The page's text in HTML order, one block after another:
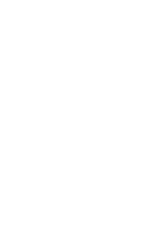
せん
た発送日数内に発送してい
ています
ています